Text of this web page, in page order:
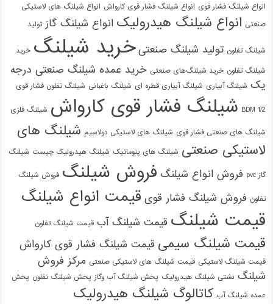
انواع شیلنگ فشار قوی انواع شیلنگ فشار قوی کارواش انواع شیلنگ های لاستیکی
صنعتی انواع شیلنگ هیدرولیک انواع شیلنگ گاز تولید
شیلنگ تفلون تولید شیلنگ صنعتی خرید شیلنگ خرید
شیلنگ تفلون خرید شیلنگ‌های صنعتی خرید عمده شیلنگ صنعتی درجه
یک شیلنگ آبیاری شیلنگ آبیاری قطره ای شیلنگ باغبانی شیلنگ تفلون فشار قوی
1/2 BDM شیلنگ فشار قوی کارواش شیلنگ فلزی
شیلنگ های صنعتی فشار قوی شیلنگ های لاستیکی دولاسیم شیلنگ های
لاستیکی صنعتی شیلنگ های پنوماتیک شیلنگ هیدرولیک چیست شیلنگ
گاز pvc فروش انواع شیلنگ فروش شیلنگ فروش شیلنگ
تفلون فروش شیلنگ فشار قوی قیمت انواع شیلنگ
قیمت شیلنگ قیمت شیلنگ آب قیمت شیلنگ تفلون
قیمت شیلنگ سیمی قیمت شیلنگ فشار قوی کارواش
قیمت شیلنگ لاستیکی قیمت شیلنگ های لاستیکی صنعتی مرکز فروش
شیلنگ نشتی شیلنگ هیدرولیک پخش شیلنگ آب وگاز پخش شیلنگ تفلون پخش
عمده شیلنگ آب کاتالوگ شیلنگ هیدرولیک